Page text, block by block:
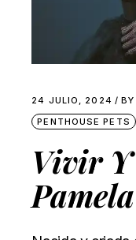
24 JULIO, 2024 BY
PENTHOUSE PETS
Vivir